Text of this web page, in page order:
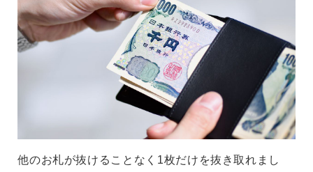
他のお札が抜けることなく1枚だけを抜き取れまし